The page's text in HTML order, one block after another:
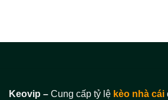
Keovip – Cung cấp tỷ lệ kèo nhà cái